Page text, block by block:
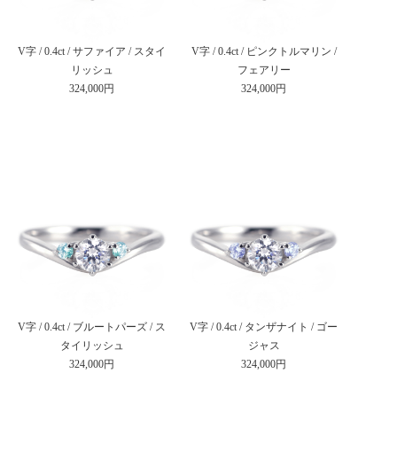
V字 / 0.4ct / サファイア / スタイ
リッシュ
324,000円
V字 / 0.4ct / ピンクトルマリン /
フェアリー
324,000円
V字 / 0.4ct / ブルートパーズ / ス
タイリッシュ
324,000円
V字 / 0.4ct / タンザナイト / ゴー
ジャス
324,000円